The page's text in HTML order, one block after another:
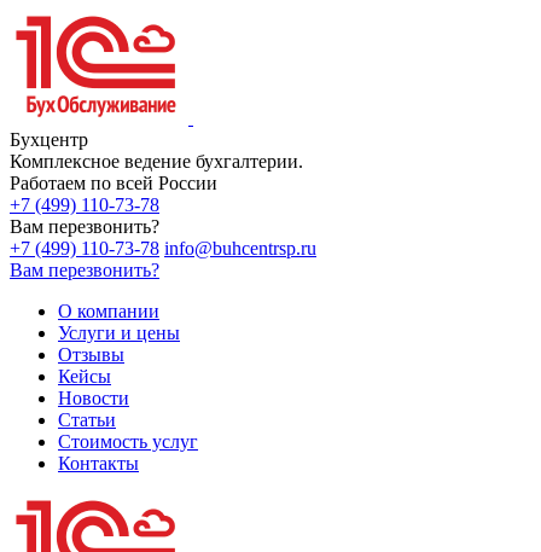
Бухцентр
Комплексное ведение бухгалтерии.
Работаем по всей России
+7 (499) 110-73-78
Вам перезвонить?
+7 (499) 110-73-78 info@buhcentrsp.ru
Вам перезвонить?
О компании
Услуги и цены
Отзывы
Кейсы
Новости
Статьи
Стоимость услуг
Контакты